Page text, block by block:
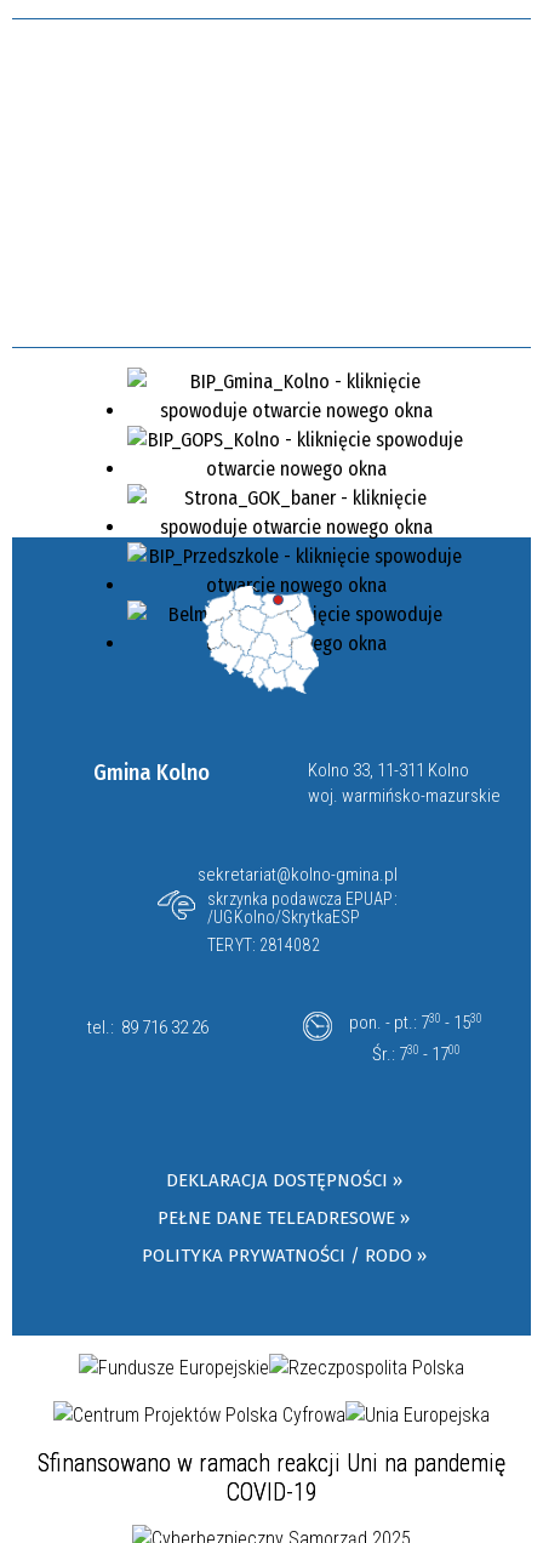
Gmina Kolno
Kolno 33, 11-311 Kolno
woj. warmińsko-mazurskie
sekretariat@kolno-gmina.pl
skrzynka podawcza EPUAP:
/UGKolno/SkrytkaESP
TERYT: 2814082
tel.: 89 716 32 26 pon. - pt.: 730 - 1530
Śr.: 730 - 1700
DEKLARACJA DOSTĘPNOŚCI »
PEŁNE DANE TELEADRESOWE »
POLITYKA PRYWATNOŚCI / RODO »
Sfinansowano w ramach reakcji Uni na pandemię
COVID-19